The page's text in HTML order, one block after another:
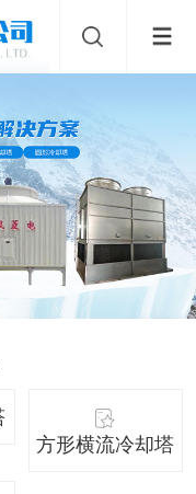
方形横流冷却塔